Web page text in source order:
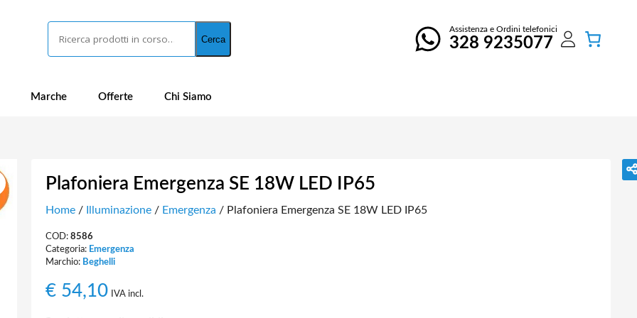
Cerca
Assistenza e Ordini telefonici
328 9235077
Marche Offerte Chi Siamo
Plafoniera Emergenza SE 18W LED IP65
Home/ Illuminazione/ Emergenza / Plafoniera Emergenza SE 18W LED IP65
COD: 8586
Categoria: Emergenza
Marchio: Beghelli
€54,10 IVA incl.